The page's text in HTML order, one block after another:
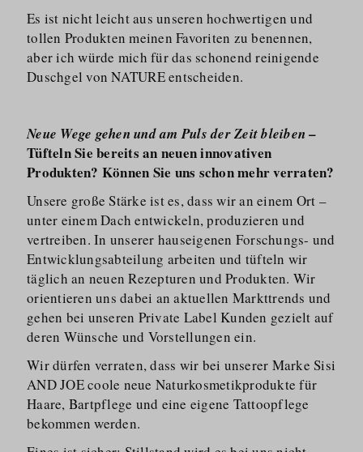
Es ist nicht leicht aus unseren hochwertigen und
tollen Produkten meinen Favoriten zu benennen,
aber ich würde mich für das schonend reinigende
Duschgel von NATURE entscheiden.
Neue Wege gehen und am Puls der Zeit bleiben –
Tüfteln Sie bereits an neuen innovativen
Produkten? Können Sie uns schon mehr verraten?
Unsere große Stärke ist es, dass wir an einem Ort –
unter einem Dach entwickeln, produzieren und
vertreiben. In unserer hauseigenen Forschungs- und
Entwicklungs­abteilung arbeiten und tüfteln wir
täglich an neuen Rezepturen und Produkten. Wir
orientieren uns dabei an aktuellen Markttrends und
gehen bei unseren Private Label Kunden gezielt auf
deren Wünsche und Vorstellungen ein.
Wir dürfen verraten, dass wir bei unserer Marke Sisi
AND JOE coole neue Naturkos­me­tik­produkte für
Haare, Bartpflege und eine eigene Tattoopflege
bekommen werden.